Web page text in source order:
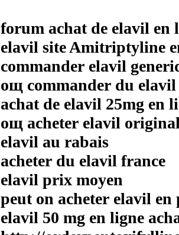
forum achat de elavil en
elavil site Amitriptyline
commander elavil
oщ commander du
achat de elavil 25mg en
oщ acheter elavil
elavil au rabais
acheter du elavil france
elavil prix moyen
peut on acheter elavil en
elavil 50 mg en ligne